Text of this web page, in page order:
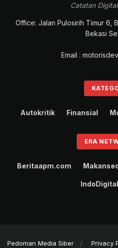
Catatan
Office: Jalan Pulosirih Timur 6,
Bekasi
Email :
Autokritik Finansial
ERA
Beritaapm.com
Pedoman Media Siber Privacy